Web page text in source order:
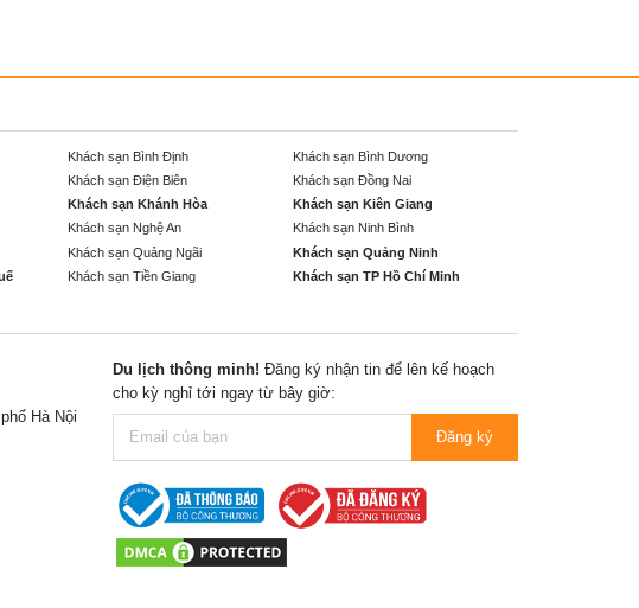
Khách sạn Bình Định
Khách sạn Bình Dương
Khách sạn Điện Biên
Khách sạn Đồng Nai
Khách sạn Khánh Hòa
Khách sạn Kiên Giang
Khách sạn Nghệ An
Khách sạn Ninh Bình
Khách sạn Quảng Ngãi
Khách sạn Quảng Ninh
Khách sạn Tiền Giang
Khách sạn TP Hồ Chí Minh
Hà Nội
Du lịch thông minh! Đăng ký nhận tin để lên kế hoạch
cho kỳ nghỉ tới ngay từ bây giờ:
Đăng ký